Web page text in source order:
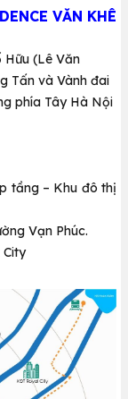
VĂN KHÊ
(Lê Văn
Tấn và Vành đai
phía Tây Hà Nội
tầng – Khu đô thị
Vạn Phúc.
City